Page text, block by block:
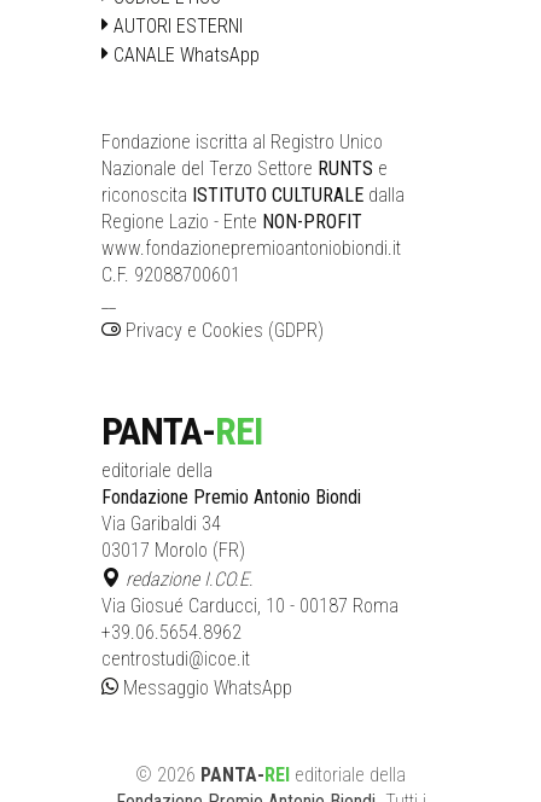
AUTORI ESTERNI
CANALE WhatsApp
Fondazione iscritta al Registro Unico
Nazionale del Terzo Settore RUNTS e
riconoscita ISTITUTO CULTURALE dalla
Regione Lazio - Ente NON-PROFIT
www.fondazionepremioantoniobiondi.it
C.F. 92088700601
Privacy e Cookies (GDPR)
PANTA-REI
editoriale della
Fondazione Premio Antonio Biondi
Via Garibaldi 34
03017 Morolo (FR)
redazione I.CO.E.
Via Giosué Carducci, 10 - 00187 Roma
+39.06.5654.8962
centrostudi@icoe.it
Messaggio WhatsApp
© 2026 PANTA-REI editoriale della